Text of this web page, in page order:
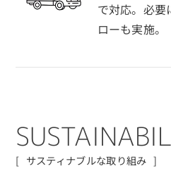
で対応。必要
ローも実施。
SUSTAINABIL
サスティナブルな取り組み